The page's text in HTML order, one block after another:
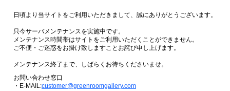
日頃より当サイトをご利用いただきまして、誠にありがとうございます。
只今サーバメンテナンスを実施中です。
メンテナンス時間帯はサイトをご利用いただくことができません。
ご不便・ご迷惑をお掛け致しますことお詫び申し上げます。
メンテナンス終了まで、しばらくお待ちくださいませ。
お問い合わせ窓口
・E-MAIL:customer@greenroomgallery.com